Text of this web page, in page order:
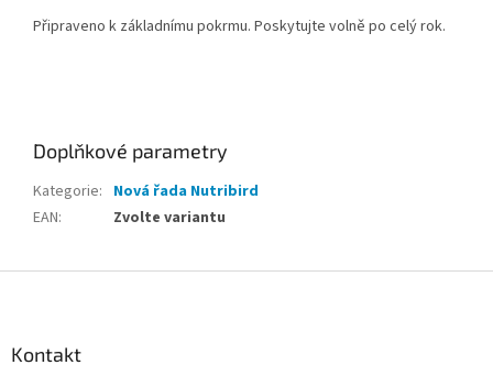
Připraveno k základnímu pokrmu. Poskytujte volně po celý rok.
Doplňkové parametry
Kategorie: Nová řada Nutribird
EAN: Zvolte variantu
Kontakt